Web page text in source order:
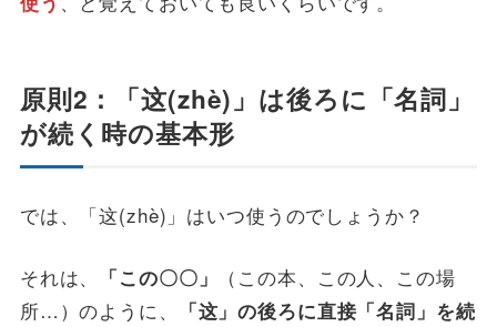
原則2：「这(zhè)」は後ろに「名詞」
が続く時の基本形
では、「这(zhè)」はいつ使うのでしょうか？
それは、 「この〇〇」
（この本、この人、この場
所…）のように、
「这」の後ろに直接「名詞」を続